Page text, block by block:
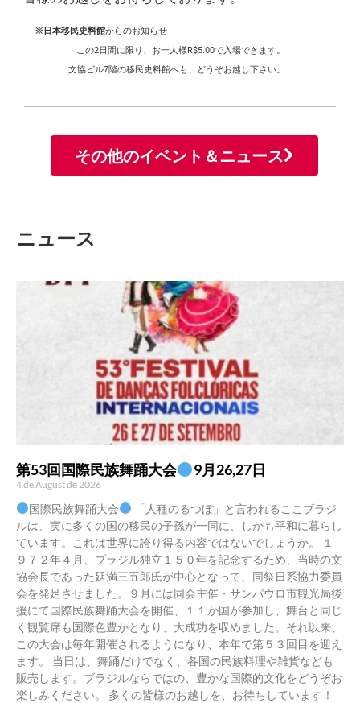
※日本移民史料館からのお知らせ
この2日間に限り、お一人様R$5.00で入場できます。
文協ビル7階の移民史料館へも、どうぞお越し下さい。
その他のイベント＆ニュース
ニュース
第53回国際民族舞踊大会 9月26,27日
4 de August de 2026
国際民族舞踊大会
「人種のるつぼ」と言われるここブラジ
ルは、実に多くの国の移民の子孫が一同に、しかも平和に暮らし
ています。これは世界に誇り得る内容ではないでしょうか。 １
９７２年４月、ブラジル独立１５０年を記念するため、当時の文
協会長であった延満三五郎氏が中心となって、同祭日系協力委員
会を発足させました。９月には同会主催・サンパウロ市観光局後
援にて国際民族舞踊大会を開催、１１か国が参加し、舞台と同じ
く観覧席も国際色豊かとなり、大成功を収めました。それ以来、
この大会は毎年開催されるようになり、本年で第５３回目を迎え
ます。 当日は、舞踊だけでなく、各国の民族料理や雑貨なども
販売します。ブラジルならではの、豊かな国際的文化をどうぞお
楽しみください。 多くの皆様のお越しを、お待ちしています！